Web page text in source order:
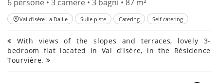
6 persone • 3 camere • 3 bagni • 87 m²
Val d'Isère La Daille Sulle piste Catering Self catering
With views of the slopes and terraces, lovely 3-
bedroom flat located in Val d'Isère, in the Résidence
Tourvière.